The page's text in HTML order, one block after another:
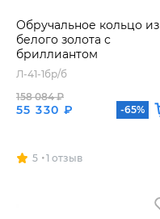
Обручальное кольцо из
белого золота с
бриллиантом
Л-41-1бр/б
55 330 ₽
158 084 ₽
-65%
5 1 отзыв